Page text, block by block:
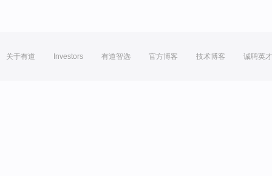
关于有道 Investors 有道智选 官方博客 技术博客 诚聘英才